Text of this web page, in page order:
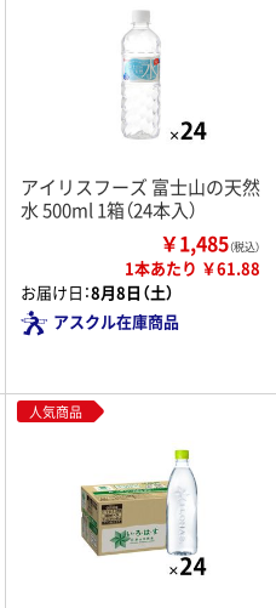
アイリスフーズ 富士山の天然
水 500ml 1箱（24本入）
￥1,485（税込）
1本あたり ￥61.88
お届け日：8月8日（土）
アスクル在庫商品
人気商品